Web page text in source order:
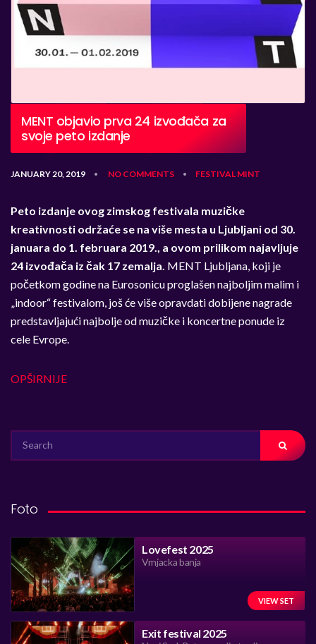
MENT objavio prva 24 izvođača za
svoje peto izdanje
JANUARY 20, 2019 • NO COMMENTS • FESTIVAL MINT
Peto izdanje ovog zimskog festivala muzičke
kreativnosti održaće se na više mesta u Ljubljani od 30.
januara do 1. februara 2019., a ovom prilikom najavljuje
24 izvođača iz čak 17 zemalja. MENT Ljubljana, koji je
početkom godine na Eurosonicu proglašen najboljim malim i
„indoor“ festivalom, još će više opravdati dobijene nagrade
predstavljajući najbolje od muzičke i koncertne ponude iz
cele Evrope.
OPŠIRNIJE
FOR:
Foto
Lovefest 2025
Vrnjacka banja
VIEW SET
Exit festival 2025